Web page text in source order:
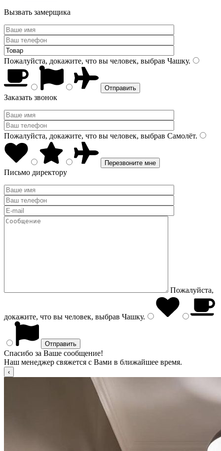
Вызвать замерщика
Пожалуйста, докажите, что вы человек, выбрав Чашку.
Заказать звонок
Пожалуйста, докажите, что вы человек, выбрав Самолёт.
Письмо директору
Пожалуйста,
докажите, что вы человек, выбрав Чашку.
Спасибо за Ваше сообщение!
Наш менеджер свяжется с Вами в ближайшее время.